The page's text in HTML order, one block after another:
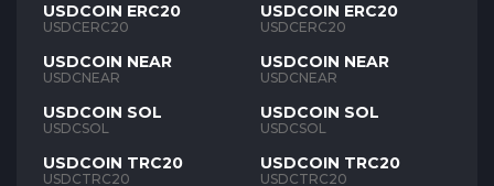
USDCOIN ERC20
USDCERC20
USDCOIN NEAR
USDCNEAR
USDCOIN SOL
USDCSOL
USDCOIN TRC20
USDCTRC20
USDCOIN ERC20
USDCERC20
USDCOIN NEAR
USDCNEAR
USDCOIN SOL
USDCSOL
USDCOIN TRC20
USDCTRC20